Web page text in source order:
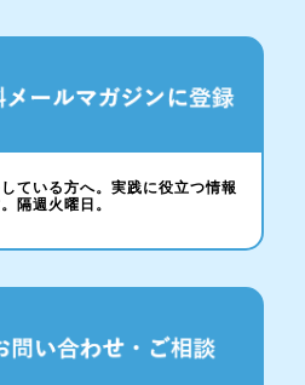
ている方へ。実践に役立つ情報
隔週火曜日。